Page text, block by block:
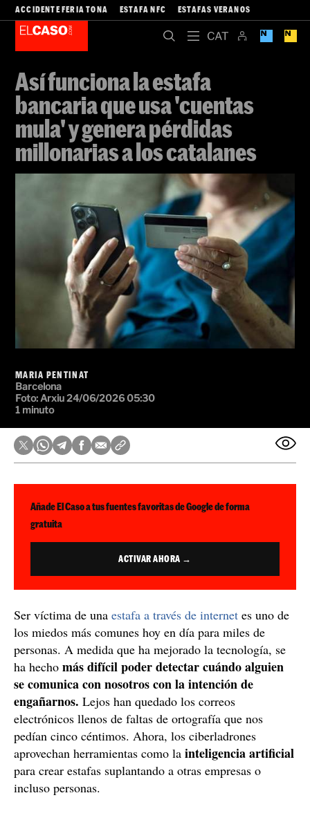
ACCIDENTE FERIA TONA ESTAFA NFC ESTAFAS VERANOS
Así funciona la estafa
bancaria que usa 'cuentas
mula' y genera pérdidas
millonarias a los catalanes
MARIA PENTINAT
Barcelona
Foto: Arxiu24/06/2026 05:30
1 minuto
Añade El Caso a tus fuentes favoritas de Google de forma
gratuita
ACTIVAR AHORA →
Ser víctima de una estafa a través de internet es uno de
los miedos más comunes hoy en día para miles de
personas. A medida que ha mejorado la tecnología, se
ha hecho más difícil poder detectar cuándo alguien
se comunica con nosotros con la intención de
engañarnos. Lejos han quedado los correos
electrónicos llenos de faltas de ortografía que nos
pedían cinco céntimos. Ahora, los ciberladrones
aprovechan herramientas como la inteligencia artificial
para crear estafas suplantando a otras empresas o
incluso personas.